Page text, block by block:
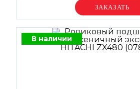
Уточняйте цену
В наличии